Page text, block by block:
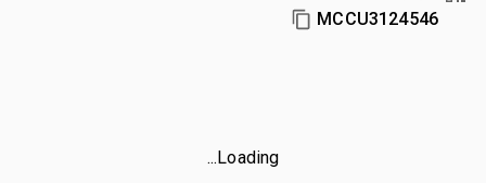
MCCU3124546
Loading...